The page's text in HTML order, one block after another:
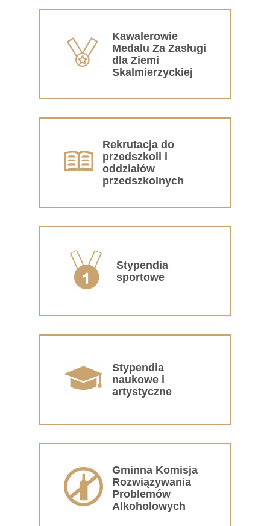
Kawalerowie
Medalu Za Zasługi
dla Ziemi
Skalmierzyckiej
Rekrutacja do
przedszkoli i
oddziałów
przedszkolnych
Stypendia
sportowe
Stypendia
naukowe i
artystyczne
Gminna Komisja
Rozwiązywania
Problemów
Alkoholowych